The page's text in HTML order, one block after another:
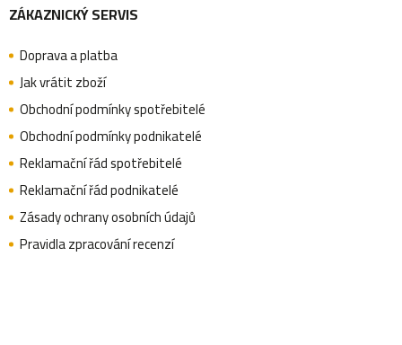
á
p
a
t
ZÁKAZNICKÝ SERVIS
Doprava a platba
Jak vrátit zboží
Obchodní podmínky spotřebitelé
Obchodní podmínky podnikatelé
Reklamační řád spotřebitelé
Reklamační řád podnikatelé
Zásady ochrany osobních údajů
Pravidla zpracování recenzí